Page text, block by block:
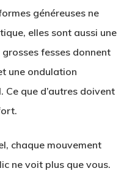
généreuses ne
elles sont aussi une
fesses donnent
une ondulation
que d’autres doivent
chaque mouvement
ne voit plus que vous.